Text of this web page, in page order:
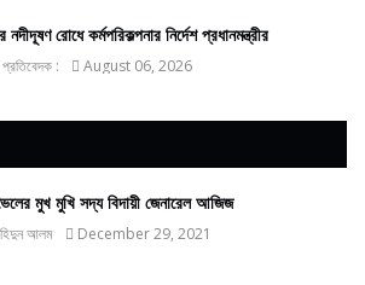
নদীদূষণ রোধে কর্মপরিকল্পনার নির্দেশ প্রধানমন্ত্রীর
: August 06, 2026
মুখ মুখি সদ্য বিদায়ী জেনারেল আজিজ
আলম December 29, 2021